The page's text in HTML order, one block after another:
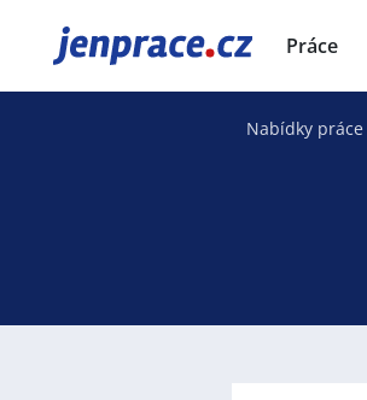
JenPráce.cz Práce
Nabídky práce